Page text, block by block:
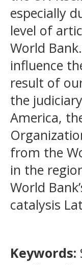
especially
level of
World
influence
result of
the
America,
from the
in the
World
catalysis
Keywords: